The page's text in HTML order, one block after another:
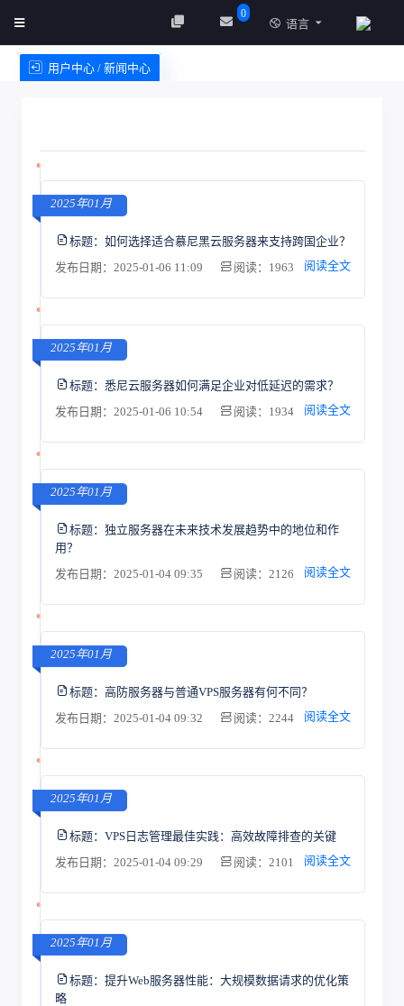
0
语言
用户中心 / 新闻中心
2025年01月
标题： 如何选择适合慕尼黑云服务器来支持跨国企业？
发布日期：2025-01-06 11:09
阅读：1963 阅读全文
2025年01月
标题： 悉尼云服务器如何满足企业对低延迟的需求？
发布日期：2025-01-06 10:54
阅读：1934 阅读全文
2025年01月
标题： 独立服务器在未来技术发展趋势中的地位和作
用？
发布日期：2025-01-04 09:35
阅读：2126 阅读全文
2025年01月
标题： 高防服务器与普通VPS服务器有何不同？
发布日期：2025-01-04 09:32
阅读：2244 阅读全文
2025年01月
标题： VPS日志管理最佳实践：高效故障排查的关键
发布日期：2025-01-04 09:29
阅读：2101 阅读全文
2025年01月
标题： 提升Web服务器性能：大规模数据请求的优化策
略